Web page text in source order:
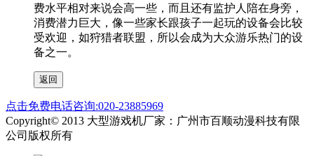
费水平相对来说会高一些，而且还有监护人陪在身旁，
消费潜力巨大，像一些家长跟孩子一起玩的设备会比较
受欢迎，如狩猎者联盟，所以会成为大众游乐热门的设
备之一。
点击免费电话咨询:020-23885969
Copyright© 2013 大型游戏机厂家：广州市百顺动漫科技有限
公司版权所有